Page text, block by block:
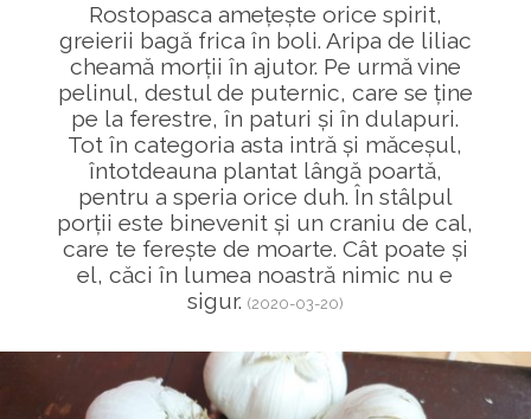
Rostopasca amețește orice spirit,
greierii bagă frica în boli. Aripa de liliac
cheamă morții în ajutor. Pe urmă vine
pelinul, destul de puternic, care se ține
pe la ferestre, în paturi și în dulapuri.
Tot în categoria asta intră și măceșul,
întotdeauna plantat lângă poartă,
pentru a speria orice duh. În stâlpul
porții este binevenit și un craniu de cal,
care te ferește de moarte. Cât poate și
el, căci în lumea noastră nimic nu e
sigur. (2020-03-20)